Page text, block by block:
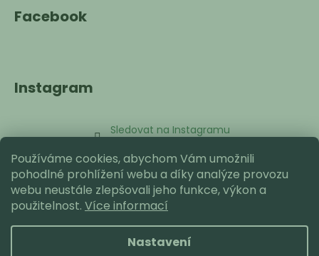
Používáme cookies, abychom Vám umožnili
pohodlné prohlížení webu a díky analýze provozu
webu neustále zlepšovali jeho funkce, výkon a
použitelnost. Více informací
Nastavení
Facebook
Instagram
Sledovat na Instagramu
Přijímáme online platby